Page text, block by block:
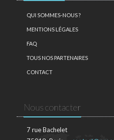
QUI SOMMES-NOUS ?
MENTIONS LÉGALES
FAQ
TOUS NOS PARTENAIRES
CONTACT
Nous contacter
7 rue Bachelet